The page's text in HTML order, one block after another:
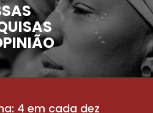
4 em cada dez